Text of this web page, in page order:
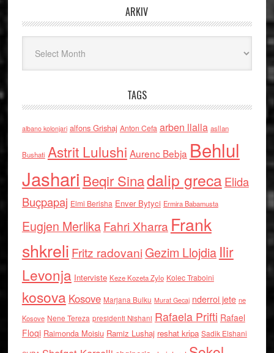
ARKIV
TAGS
albano kolonjari alfons Grishaj Anton Cefa arben llalla asllan
Bushati Astrit Lulushi Aurenc Bebja Behlul
Jashari Beqir Sinadalip grecaElida
Buçpapaj Elmi Berisha Enver Bytyci Ermira Babamusta
Eugjen MerlikaFahri Xharra Frank
shkreli Fritz radovaniGezim Llojdia Ilir
Levonja Interviste Keze Kozeta Zylo Kolec Traboini
kosova Kosove Marjana Bulku Murat Gecaj nderroi jete ne
Kosove Nene Tereza presidenti Nishani Rafaela Prifti Rafael
Floqi Raimonda Moisiu Ramiz Lushaj reshat kripa Sadik Elshani